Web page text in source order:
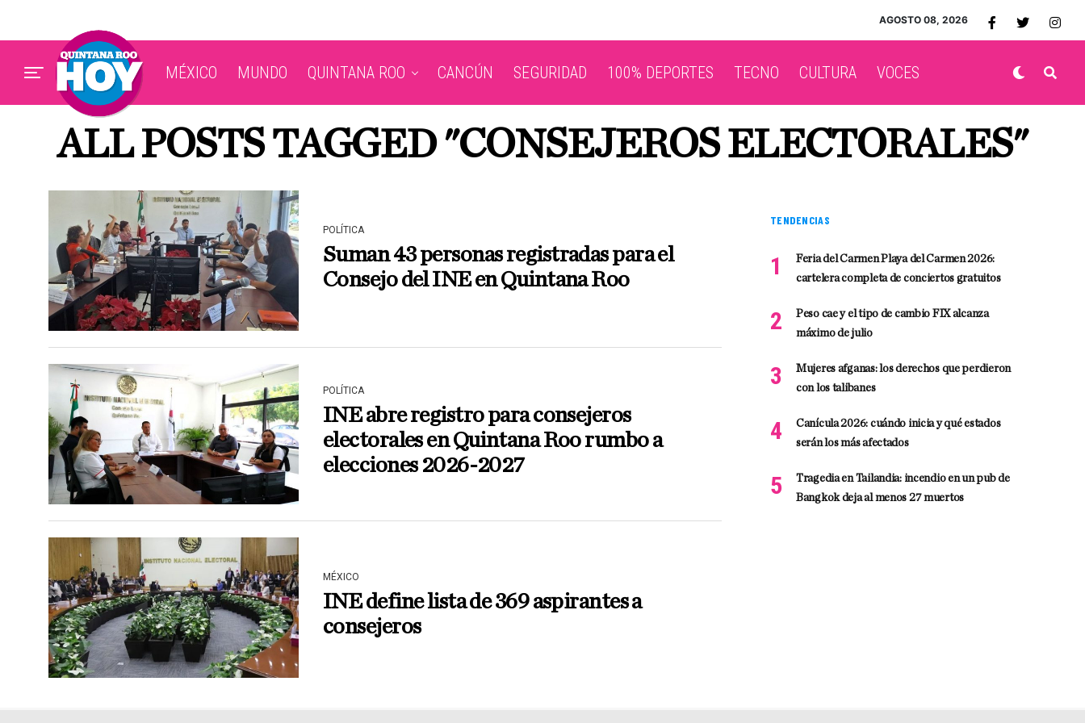
AGOSTO 08, 2026
MÉXICO MUNDO QUINTANA ROO CANCÚN SEGURIDAD 100% DEPORTES TECNO CULTURA VOCES
ALL POSTS TAGGED "CONSEJEROS ELECTORALES"
POLÍTICA
Suman 43 personas registradas para el
Consejo del INE en Quintana Roo
POLÍTICA
INE abre registro para consejeros
electorales en Quintana Roo rumbo a
elecciones 2026-2027
MÉXICO
INE define lista de 369 aspirantes a
consejeros
TENDENCIAS
Feria del Carmen Playa del Carmen 2026:
cartelera completa de conciertos gratuitos
Peso cae y el tipo de cambio FIX alcanza
máximo de julio
Mujeres afganas: los derechos que perdieron
con los talibanes
Canícula 2026: cuándo inicia y qué estados
serán los más afectados
Tragedia en Tailandia: incendio en un pub de
Bangkok deja al menos 27 muertos